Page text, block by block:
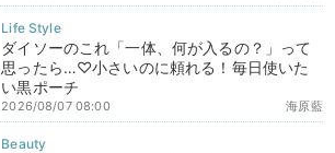
ダイソーのこれ「一体、何が入るの？」って
思ったら…♡小さいのに頼れる！毎日使いた
い黒ポーチ
海原藍
2026/08/07 08:00